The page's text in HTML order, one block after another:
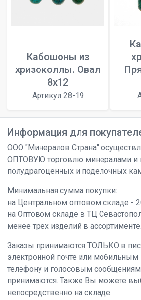
Кабошоны из
хризоколлы. Овал
8х12
Артикул 28-19
Информация для
ООО "Минералов Страна"
ОПТОВУЮ торговлю минералами и
полудрагоценных и поделочных
Минимальная сумма покупки:
на Центральном оптовом складе -
на Оптовом складе в ТЦ
менее трех изделий в ассортименте.
Заказы принимаются ТОЛЬКО в
электронной почте или
телефону и голосовым
принимаются. Также Вы можете
непосредственно на складе.